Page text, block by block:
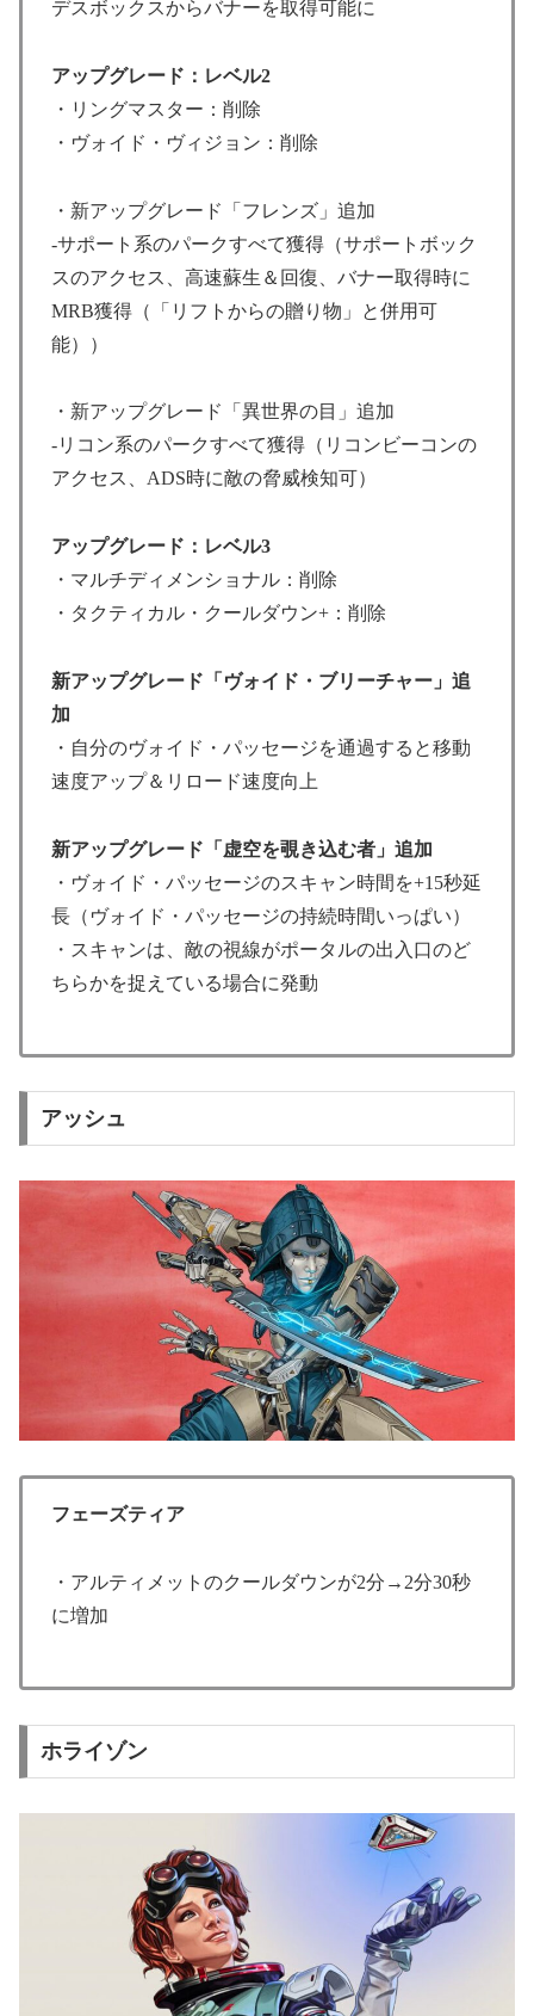
デスボックスからバナーを取得可能に
アップグレード：レベル2
・リングマスター：削除
・ヴォイド・ヴィジョン：削除
・新アップグレード「フレンズ」追加
-サポート系のパークすべて獲得（サポートボック
スのアクセス、高速蘇生＆回復、バナー取得時に
MRB獲得（「リフトからの贈り物」と併用可
能））
・新アップグレード「異世界の目」追加
-リコン系のパークすべて獲得（リコンビーコンの
アクセス、ADS時に敵の脅威検知可）
アップグレード：レベル3
・マルチディメンショナル：削除
・タクティカル・クールダウン+：削除
新アップグレード「ヴォイド・ブリーチャー」追
加
・自分のヴォイド・パッセージを通過すると移動
速度アップ＆リロード速度向上
新アップグレード「虚空を覗き込む者」追加
・ヴォイド・パッセージのスキャン時間を+15秒延
長（ヴォイド・パッセージの持続時間いっぱい）
・スキャンは、敵の視線がポータルの出入口のど
ちらかを捉えている場合に発動
アッシュ
フェーズティア
・アルティメットのクールダウンが2分→2分30秒
に増加
ホライゾン